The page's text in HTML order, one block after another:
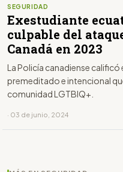
SEGURIDAD
Exestudiante
culpable del
Canadá en 2023
La Policía canadiense
premeditado e intencional
comunidad LGTBIQ+.
· 03 de junio, 2024